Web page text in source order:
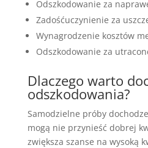
Odszkodowanie za
Zadośćuczynienie za
Wynagrodzenie kosztów
Odszkodowanie za
Dlaczego warto
odszkodowania?
Samodzielne próby
mogą nie przynieść dobrej
zwiększa szanse na wysoką